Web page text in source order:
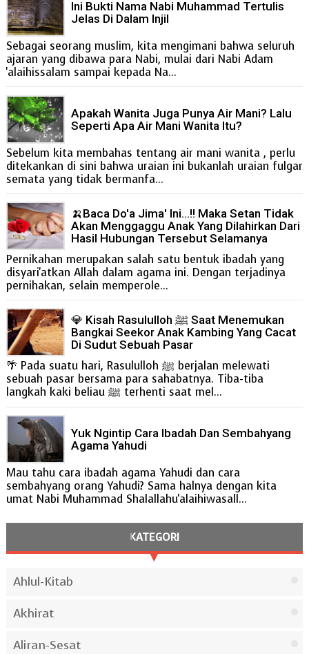
Ini Bukti Nama Nabi Muhammad Tertulis
Jelas Di Dalam Injil
Sebagai seorang muslim, kita mengimani bahwa seluruh
ajaran yang dibawa para Nabi, mulai dari Nabi Adam
'alaihissalam sampai kepada Na...
Apakah Wanita Juga Punya Air Mani? Lalu
Seperti Apa Air Mani Wanita Itu?
Sebelum kita membahas tentang air mani wanita , perlu
ditekankan di sini bahwa uraian ini bukanlah uraian fulgar
semata yang tidak bermanfa...
🍌Baca Do'a Jima' Ini...!! Maka Setan Tidak
Akan Menggaggu Anak Yang Dilahirkan Dari
Hasil Hubungan Tersebut Selamanya
Pernikahan merupakan salah satu bentuk ibadah yang
disyari'atkan Allah dalam agama ini. Dengan terjadinya
pernihakan, selain memperole...
💎 Kisah Rasululloh ﷺ Saat Menemukan
Bangkai Seekor Anak Kambing Yang Cacat
Di Sudut Sebuah Pasar
🌴 Pada suatu hari, Rasululloh ﷺ berjalan melewati
sebuah pasar bersama para sahabatnya. Tiba-tiba
langkah kaki beliau ﷺ terhenti saat mel...
Yuk Ngintip Cara Ibadah Dan Sembahyang
Agama Yahudi
Mau tahu cara ibadah agama Yahudi dan cara
sembahyang orang Yahudi? Sama halnya dengan kita
umat Nabi Muhammad Shalallahu'alaihiwasall...
KATEGORI
Ahlul-Kitab
Akhirat
Aliran-Sesat